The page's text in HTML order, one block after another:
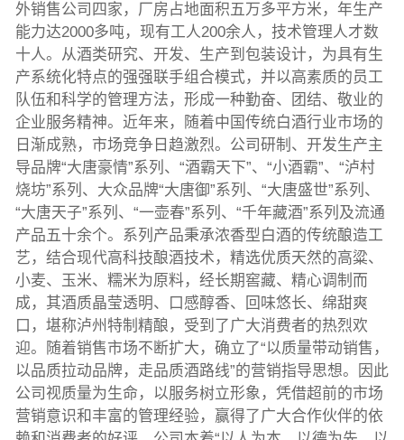
外销售公司四家，厂房占地面积五万多平方米，年生产
能力达2000多吨，现有工人200余人，技术管理人才数
十人。从酒类研究、开发、生产到包装设计，为具有生
产系统化特点的强强联手组合模式，并以高素质的员工
队伍和科学的管理方法，形成一种勤奋、团结、敬业的
企业服务精神。近年来，随着中国传统白酒行业市场的
日渐成熟，市场竞争日趋激烈。公司研制、开发生产主
导品牌“大唐豪情”系列、“酒霸天下”、“小酒霸”、“泸村
烧坊”系列、大众品牌“大唐御”系列、“大唐盛世”系列、
“大唐天子”系列、“一壶春”系列、“千年藏酒”系列及流通
产品五十余个。系列产品秉承浓香型白酒的传统酿造工
艺，结合现代高科技酿酒技术，精选优质天然的高粱、
小麦、玉米、糯米为原料，经长期窖藏、精心调制而
成，其酒质晶莹透明、口感醇香、回味悠长、绵甜爽
口，堪称泸州特制精酿，受到了广大消费者的热烈欢
迎。随着销售市场不断扩大，确立了“以质量带动销售，
以品质拉动品牌，走品质酒路线”的营销指导思想。因此
公司视质量为生命，以服务树立形象，凭借超前的市场
营销意识和丰富的管理经验，赢得了广大合作伙伴的依